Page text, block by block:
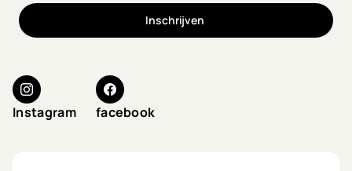
Inschrijven
Instagram facebook